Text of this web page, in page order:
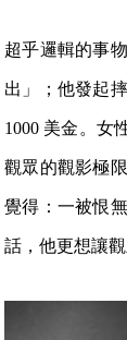
超乎邏輯的事
出」；他發起
1000 美金。女
觀眾的觀影極
覺得：一被恨
話，他更想讓觀